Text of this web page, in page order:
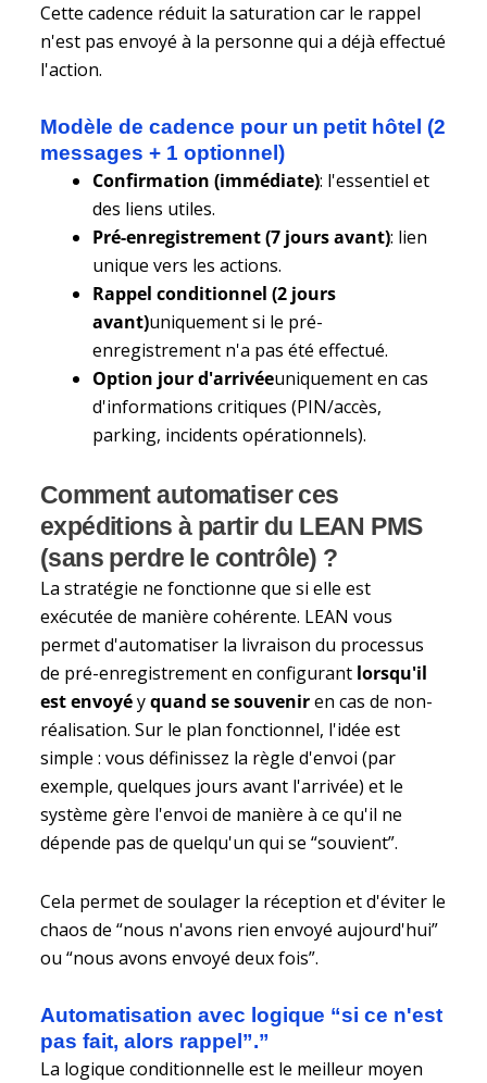
Cette cadence réduit la saturation car le rappel
n'est pas envoyé à la personne qui a déjà effectué
l'action.
Modèle de cadence pour un petit hôtel (2
messages + 1 optionnel)
Confirmation (immédiate): l'essentiel et
des liens utiles.
Pré-enregistrement (7 jours avant): lien
unique vers les actions.
Rappel conditionnel (2 jours
avant)uniquement si le pré-
enregistrement n'a pas été effectué.
Option jour d'arrivéeuniquement en cas
d'informations critiques (PIN/accès,
parking, incidents opérationnels).
Comment automatiser ces
expéditions à partir du LEAN PMS
(sans perdre le contrôle) ?
La stratégie ne fonctionne que si elle est
exécutée de manière cohérente. LEAN vous
permet d'automatiser la livraison du processus
de pré-enregistrement en configurant lorsqu'il
est envoyéyquand se souveniren cas de non-
réalisation. Sur le plan fonctionnel, l'idée est
simple : vous définissez la règle d'envoi (par
exemple, quelques jours avant l'arrivée) et le
système gère l'envoi de manière à ce qu'il ne
dépende pas de quelqu'un qui se “souvient”.
Cela permet de soulager la réception et d'éviter le
chaos de “nous n'avons rien envoyé aujourd'hui”
ou “nous avons envoyé deux fois”.
Automatisation avec logique “si ce n'est
pas fait, alors rappel”.”
La logique conditionnelle est le meilleur moyen